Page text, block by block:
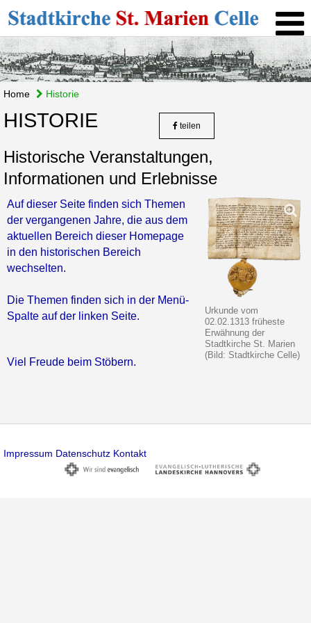
Home Historie
HISTORIE teilen
Historische Veranstaltungen,
Informationen und Erlebnisse
Urkunde vom
02.02.1313 früheste
Erwähnung der
Stadtkirche St. Marien
(Bild: Stadtkirche Celle)
Auf dieser Seite finden sich Themen
der vergangenen Jahre, die aus dem
aktuellen Bereich dieser Homepage
in den historischen Bereich
wechselten.
Die Themen finden sich in der Menü-
Spalte auf der linken Seite.
Viel Freude beim Stöbern.
Impressum Datenschutz Kontakt